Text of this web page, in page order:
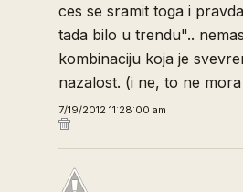
ces se sramit toga i
tada bilo u trendu"..
kombinaciju koja je
nazalost. (i ne, to ne
7/19/2012 11:28:00 am